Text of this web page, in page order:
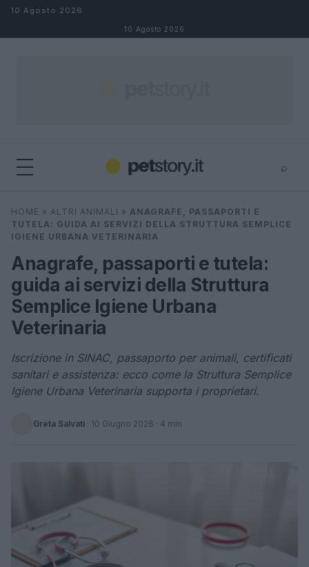
Salta al contenuto
10 Agosto 2026
10 Agosto 2026
⌕
Cerca ⌕
HOME » ALTRI ANIMALI » ANAGRAFE, PASSAPORTI E
TUTELA: GUIDA AI SERVIZI DELLA STRUTTURA SEMPLICE
IGIENE URBANA VETERINARIA
Anagrafe, passaporti e tutela:
guida ai servizi della Struttura
Semplice Igiene Urbana
Veterinaria
Iscrizione in SINAC, passaporto per animali, certificati
sanitari e assistenza: ecco come la Struttura Semplice
Igiene Urbana Veterinaria supporta i proprietari.
Greta Salvati · 10 Giugno 2026 · 4 min